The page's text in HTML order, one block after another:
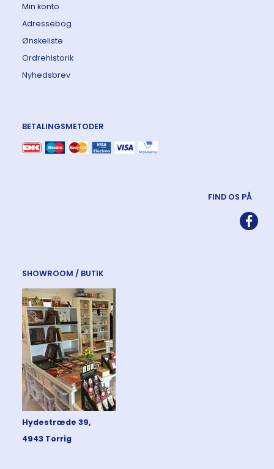
Min konto
Adressebog
Ønskeliste
Ordrehistorik
Nyhedsbrev
BETALINGSMETODER
FIND OS PÅ
SHOWROOM / BUTIK
Hydestræde 39,
4943 Torrig